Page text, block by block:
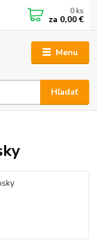
Menu
Hľadať
0 ks
za 0,00 €